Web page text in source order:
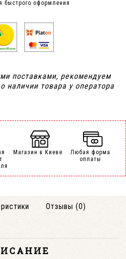
быстрого оформления
поставками, рекомендуем
наличии товара у оператора
Магазин в Киеве
Любая форма
оплаты
Отзывы (0)